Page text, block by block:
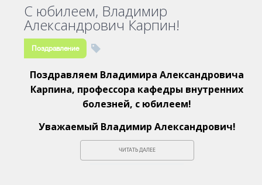
С юбилеем, Владимир
Александрович Карпин!
Поздравление
Поздравляем Владимира Александровича
Карпина, профессора кафедры внутренних
болезней, с юбилеем!
Уважаемый Владимир Александрович!
ЧИТАТЬ ДАЛЕЕ